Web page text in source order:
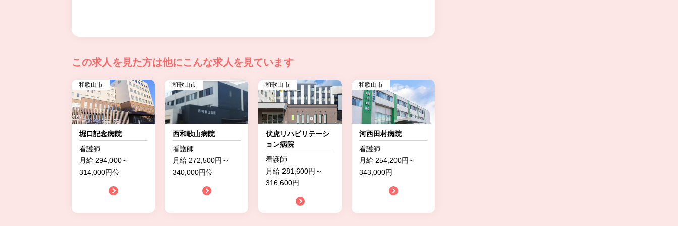
この求人を見た方は他にこんな求人を見ています
和歌山市
堀口記念病院
看護師
月給 294,000～
314,000円位
和歌山市
西和歌山病院
看護師
月給 272,500円～
340,000円位
和歌山市
伏虎リハビリテーシ
ョン病院
看護師
月給 281,600円～
316,600円
和歌山市
河西田村病院
看護師
月給 254,200円～
343,000円